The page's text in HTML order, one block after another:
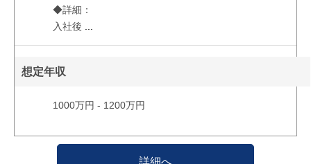
◆詳細：
入社後
想定年収
1000万円 - 1200万円
詳細へ